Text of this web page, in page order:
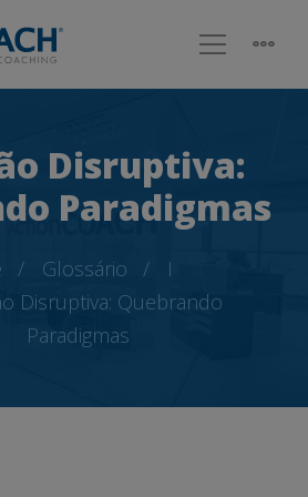
Disruptiva:
Paradigmas
Glossário
I
Disruptiva: Quebrando
Paradigmas